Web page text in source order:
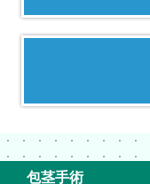
包茎手術